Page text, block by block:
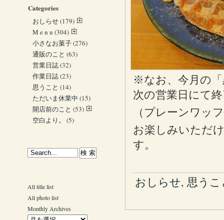
※なお、今月の
次の営業日にて
（プレーンワッ
お楽しみいただ
す。
おしらせ, 思うこ
Categories
おしらせ(179)
M e n u (304)
小さなお菓子(276)
通販のこと (63)
営業日誌(32)
作業日誌(23)
思うこと (14)
ただいま休業中 (15)
開店前のこと (53)
空白より。
(5)
All title list
All photo list
Monthly Archives